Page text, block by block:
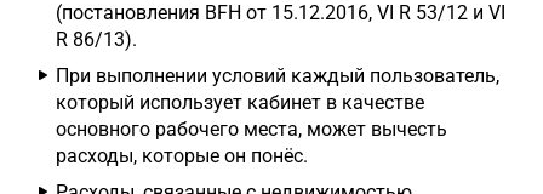
(постановления BFH от 15.12.2016, VI R 53/12 и VI
R 86/13).
При выполнении условий каждый пользователь,
который использует кабинет в качестве
основного рабочего места, может вычесть
расходы, которые он понёс.